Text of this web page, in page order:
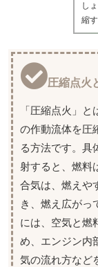
し
縮
圧縮点火
「圧縮点火」
の作動流体を圧
る方法です。具
射すると、燃料
合気は、燃えや
き、燃え広がっ
には、空気と燃
め、エンジン内
気の流れ方など